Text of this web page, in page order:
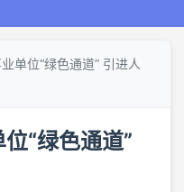
单位“绿色通道” 引进人
“绿色通道”